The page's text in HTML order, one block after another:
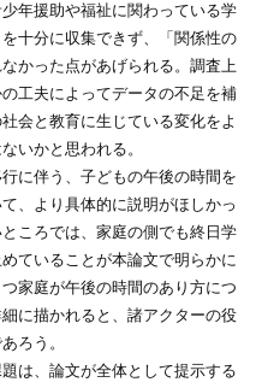
年援助や福祉に関わっている学
十分に収集できず、「関係性の
かった点があげられる。調査上
工夫によってデータの不足を補
会と教育に生じている変化をよ
いかと思われる。
に伴う、子どもの午後の時間を
、より具体的に説明がほしかっ
ころでは、家庭の側でも終日学
ていることが本論文で明らかに
家庭が午後の時間のあり方につ
に描かれると、諸アクターの役
ろう。
は、論文が全体として提示する